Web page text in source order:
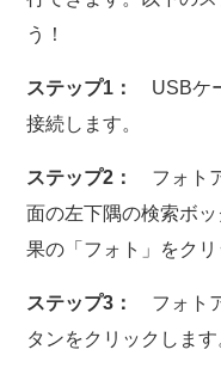
う！
ステップ1： USBケ
接続します。
ステップ2： フォト
面の左下隅の検索ボ
果の「フォト」をクリ
ステップ3： フォト
タンをクリックします